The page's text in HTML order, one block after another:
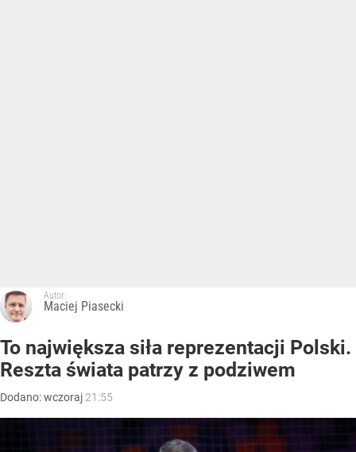
Autor:
Maciej Piasecki
To największa siła reprezentacji Polski.
Reszta świata patrzy z podziwem
Dodano:wczoraj 21:55